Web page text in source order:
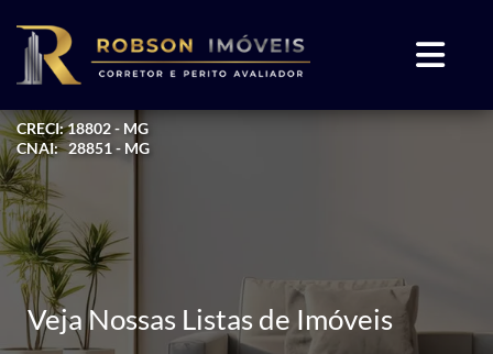
CRECI: 18802 - MG
CNAI: 28851 - MG
Veja Nossas Listas de Imóveis